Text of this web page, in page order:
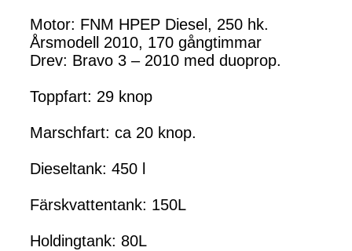
Motor: FNM HPEP Diesel, 250 hk.
Årsmodell 2010, 170 gångtimmar
Drev: Bravo 3 – 2010 med duoprop.
Toppfart: 29 knop
Marschfart: ca 20 knop.
Dieseltank: 450 l
Färskvattentank: 150L
Holdingtank: 80L